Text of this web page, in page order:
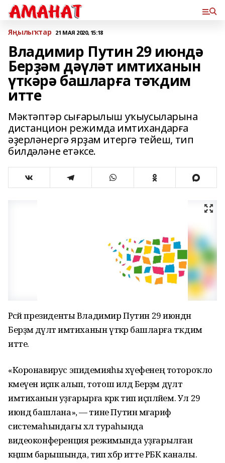
Яңылыҡтар 21 МАЯ 2020, 15:18
Владимир Путин 29 июндә
Берҙәм дәүләт имтиханын
үткәрә башларға тәҡдим
итте
Мәктәптәр сығарылыш уҡыусыларына
дистанцион режимда имтихандарға
әҙерләнергә ярҙам итергә тейеш, тип
билдәләне етәксе.
Рәсәй президенты Владимир Путин 29 июндән
Берҙәм дәүләт имтиханын үткәрә башларға тәҡдим
итте.
«Коронавирус эпидемияһы хәүефенең тотороҡло
кәмеүен иҫәпкә алып, тотош илдә Берҙәм дәүләт
имтиханын уҙғарырға кәрәк тип иҫәпләйем. Ул 29
июндә башлана», — тине Путин мәғариф
системаһындағы хәл тураһында
видеоконференция режимында уҙғарылған
кәңәшмә барышында, тип хәбәр итте РБК каналы.